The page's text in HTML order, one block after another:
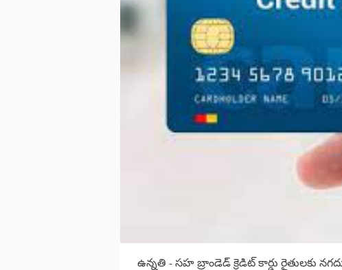
ఉన్నతి - సహ బ్రాండెడ్ క్రెడిట్ కార్డు రైతులకు